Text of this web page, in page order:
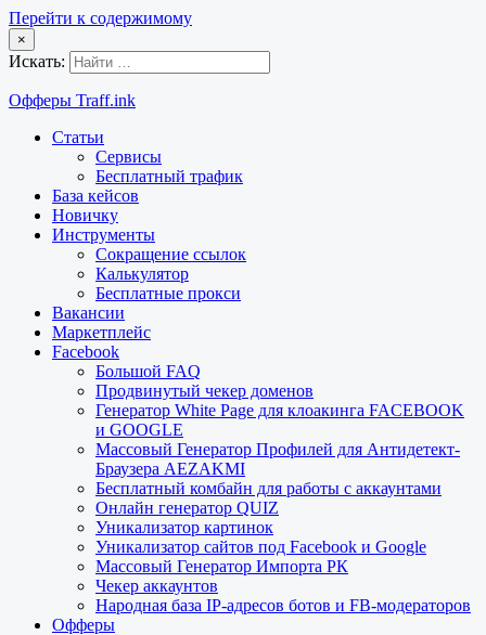
Перейти к содержимому
×
Искать:
Офферы Traff.ink
Статьи
Сервисы
Бесплатный трафик
База кейсов
Новичку
Инструменты
Сокращение ссылок
Калькулятор
Бесплатные прокси
Вакансии
Маркетплейс
Facebook
Большой FAQ
Продвинутый чекер доменов
Генератор White Page для клоакинга FACEBOOK
и GOOGLE
Массовый Генератор Профилей для Антидетект-
Браузера AEZAKMI
Бесплатный комбайн для работы с аккаунтами
Онлайн генератор QUIZ
Уникализатор картинок
Уникализатор сайтов под Facebook и Google
Массовый Генератор Импорта РК
Чекер аккаунтов
Народная база IP-адресов ботов и FB-модераторов
Офферы